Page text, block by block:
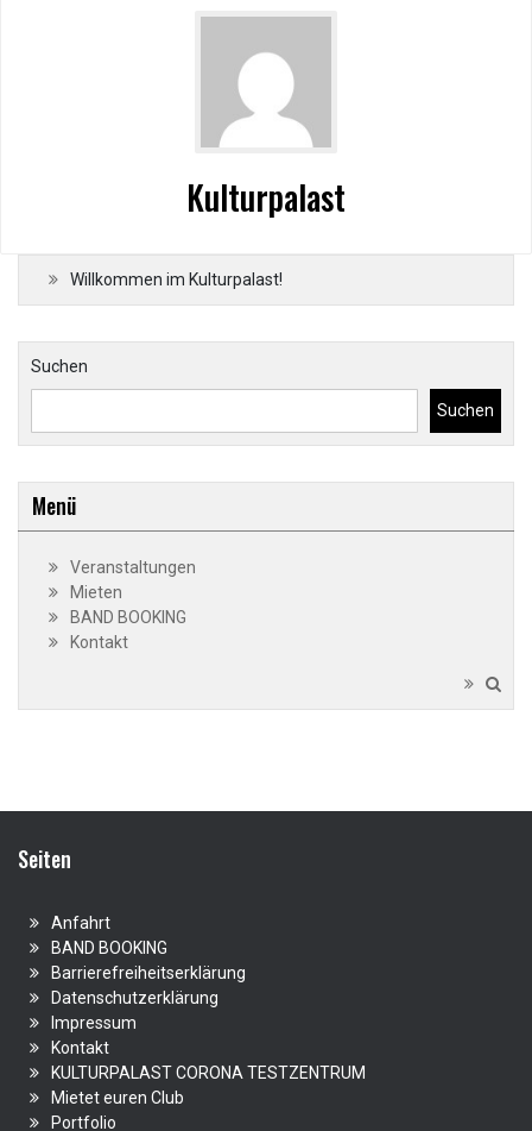
Kulturpalast
Willkommen im Kulturpalast!
Suchen
Suchen
Menü
Veranstaltungen
Mieten
BAND BOOKING
Kontakt
Seiten
Anfahrt
BAND BOOKING
Barrierefreiheitserklärung
Datenschutzerklärung
Impressum
Kontakt
KULTURPALAST CORONA TESTZENTRUM
Mietet euren Club
Portfolio